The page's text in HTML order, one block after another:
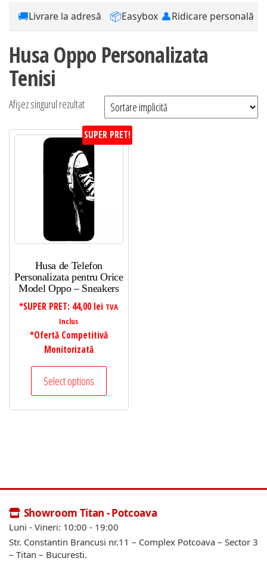
🚚Livrare la adresă 📦Easybox 👤Ridicare personală
Husa Oppo Personalizata
Tenisi
Afișez singurul rezultat
SUPER PRET!
Husa de Telefon
Personalizata pentru Orice
Model Oppo – Sneakers
*SUPER PRET: 44,00 lei TVA
Inclus
*Ofertă Competitivă
Monitorizată
Select options
Showroom Titan - Potcoava
Luni - Vineri: 10:00 - 19:00
Str. Constantin Brancusi nr.11 – Complex Potcoava – Sector 3
– Titan – Bucuresti.